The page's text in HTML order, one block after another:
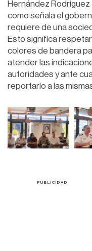
Hernández
como señala el
requiere de una
Esto significa
colores de bandera
atender las
autoridades y ante
reportarlo a las